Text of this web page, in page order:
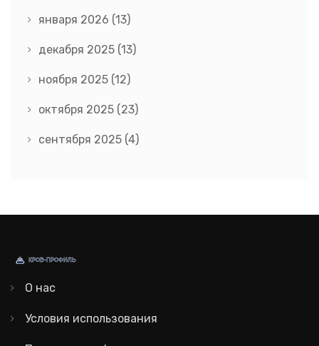
января 2026 (13)
декабря 2025 (13)
ноября 2025 (12)
октября 2025 (23)
сентября 2025 (4)
О нас
Условия использования